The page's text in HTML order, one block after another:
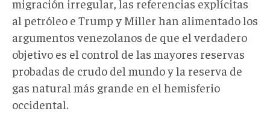
migración irregular, las referencias explícitas
al petróleo e Trump y Miller han alimentado los
argumentos venezolanos de que el verdadero
objetivo es el control de las mayores reservas
probadas de crudo del mundo y la reserva de
gas natural más grande en el hemisferio
occidental.